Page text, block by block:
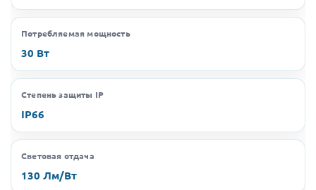
Потребляемая мощность
30 Вт
Степень защиты IP
IP66
Световая отдача
130 Лм/Вт